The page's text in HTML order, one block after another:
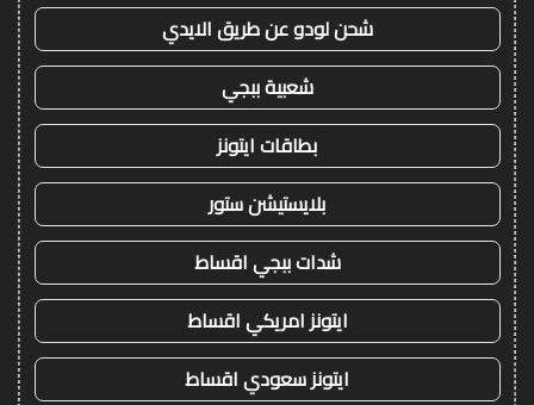
شحن لودو عن طريق الايدي
شعبية ببجي
بطاقات ايتونز
بلايستيشن ستور
شدات ببجي اقساط
ايتونز امريكي اقساط
ايتونز سعودي اقساط